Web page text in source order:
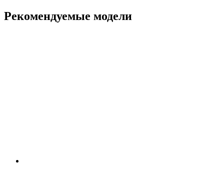
Рекомендуемые модели